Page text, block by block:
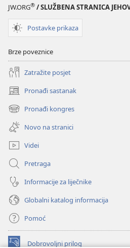
JW.ORG® / SLUŽBENA STRANICA
Postavke prikaza
Brze poveznice
Zatražite posjet
Pronađi sastanak
(otvara
se
novi
prozor)
Pronađi kongres
(otvara
se
novi
prozor)
Novo na stranici
Videi
Pretraga
Informacije za liječnike
Globalni katalog informacija
Pomoć
Dobrovoljni prilog